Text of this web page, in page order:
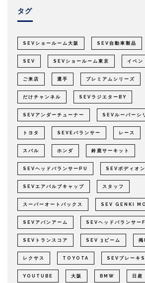
タグ
SEVショールーム大阪 SEV自動車製品
SEV SEVショールーム東京 イベン
ご来店 選手 プレミアムシリーズ
だけチャンネル SEVラジエターBY
SEVアンダーチューナー SEVルーパーシ
トヨタ SEVEバランサー レース
スバル ホンダ 鈴鹿サーキット
SEVヘッドバランサーPU SEVボディオ
SEVエアバルブキャップ スタッフ
スーパーオートバックス SEV GENKI
SEVアバンアーム SEVヘッドバランサーF
SEVトランスコア SEV 3ビーム 掲
レクサス TOYOTA SEVブレーキ
YOUTUBE 大阪 BMW 日産